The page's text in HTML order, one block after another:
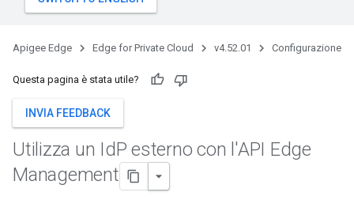
Apigee Edge Edge for Private Cloud v4.52.01 Configurazione
Questa pagina è stata utile?
INVIA FEEDBACK
Utilizza un IdP esterno con l'API Edge
Management